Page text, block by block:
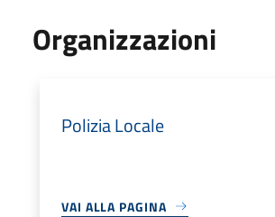
Organizzazioni
Polizia Locale
VAI ALLA PAGINA